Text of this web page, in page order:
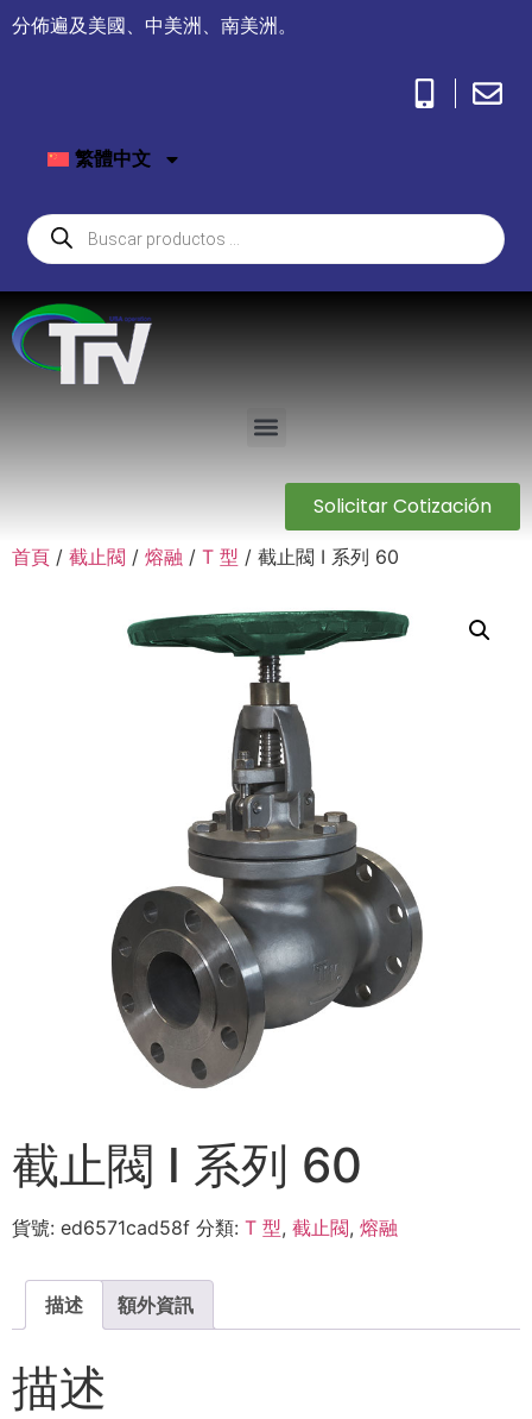
分佈遍及美國、中美洲、南美洲。
繁體中文
Solicitar Cotización
首頁 / 截止閥 / 熔融 / T 型 / 截止閥 I 系列 60
截止閥 I 系列 60
貨號: ed6571cad58f 分類: T 型, 截止閥, 熔融
描述 額外資訊
描述